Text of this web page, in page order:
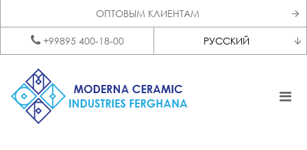
ОПТОВЫМ КЛИЕНТАМ
+99895 400-18-00 РУССКИЙ